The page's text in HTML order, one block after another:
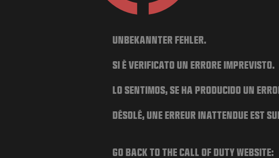
UNBEKANNTER FEHLER.
SI È VERIFICATO UN ERRORE IMPREVISTO.
LO SENTIMOS, SE HA PRODUCIDO UN
DÉSOLÉ, UNE ERREUR INATTENDUE EST
GO BACK TO THE CALL OF DUTY WEBSITE: